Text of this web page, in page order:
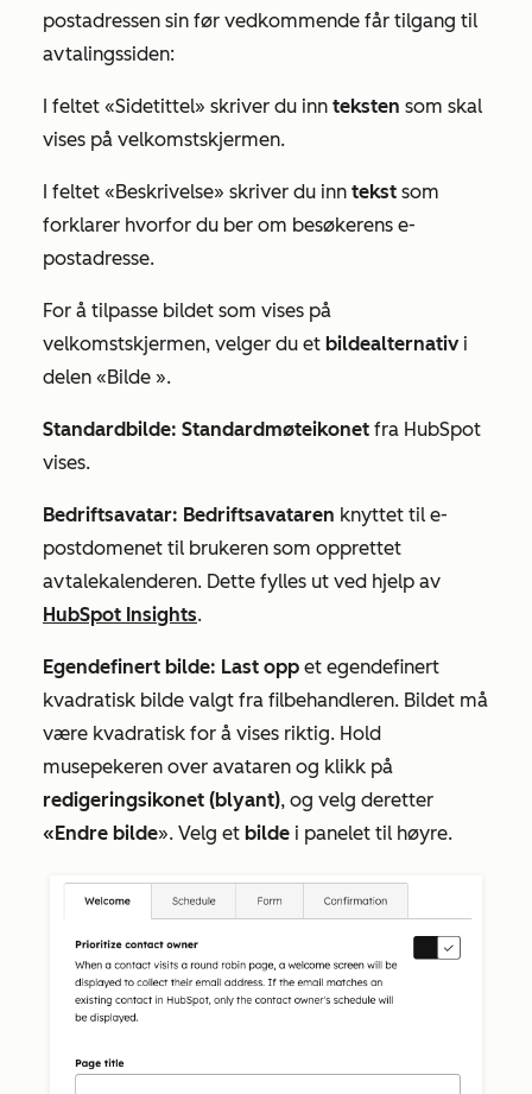
postadressen sin før vedkommende får tilgang til
avtalingssiden:
I feltet «Sidetittel» skriver du inn teksten som skal
vises på velkomstskjermen.
I feltet «Beskrivelse» skriver du inn tekst som
forklarer hvorfor du ber om besøkerens e-
postadresse.
For å tilpasse bildet som vises på
velkomstskjermen, velger du et bildealternativi
delen «Bilde ».
Standardbilde: Standardmøteikonet fra HubSpot
vises.
Bedriftsavatar: Bedriftsavataren knyttet til e-
postdomenet til brukeren som opprettet
avtalekalenderen. Dette fylles ut ved hjelp av
HubSpot Insights.
Egendefinert bilde: Last opp et egendefinert
kvadratisk bilde valgt fra filbehandleren. Bildet må
være kvadratisk for å vises riktig. Hold
musepekeren over avataren og klikk på
redigeringsikonet (blyant), og velg deretter
«Endre bilde». Velg et bilde i panelet til høyre.